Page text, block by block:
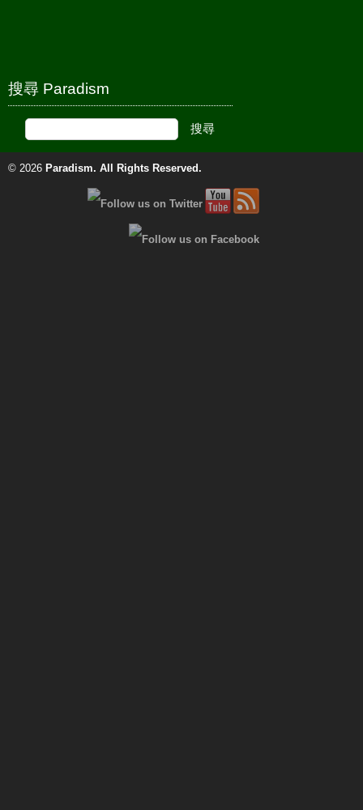
搜尋 Paradism
© 2026 Paradism. All Rights Reserved.